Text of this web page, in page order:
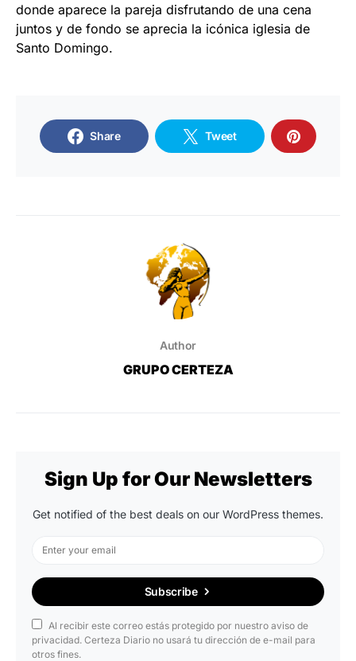
donde aparece la pareja disfrutando de una cena
juntos y de fondo se aprecia la icónica iglesia de
Santo Domingo.
Share Tweet
Author
GRUPO CERTEZA
Sign Up for Our Newsletters
Get notified of the best deals on our WordPress themes.
Subscribe
Al recibir este correo estás protegido por nuestro aviso de
privacidad. Certeza Diario no usará tu dirección de e-mail para
otros fines.